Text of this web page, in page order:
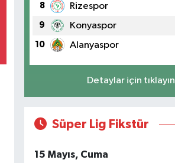
8 Rizespor
9 Konyaspor
10 Alanyaspor
Detaylar için tıklayın
Süper Lig Fikstür
15 Mayıs, Cuma